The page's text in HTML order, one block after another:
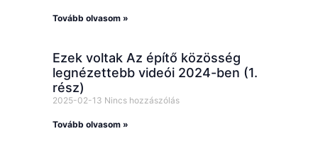
Tovább olvasom »
Ezek voltak Az építő közösség
legnézettebb videói 2024-ben (1.
rész)
2025-02-13 Nincs hozzászólás
Tovább olvasom »